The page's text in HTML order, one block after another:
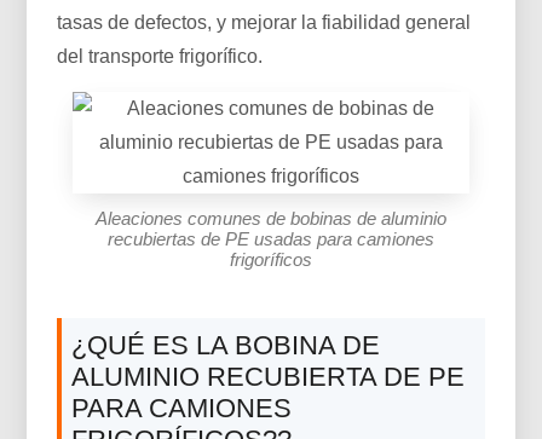
tasas de defectos, y mejorar la fiabilidad general
del transporte frigorífico.
Aleaciones comunes de bobinas de aluminio
recubiertas de PE usadas para camiones
frigoríficos
¿QUÉ ES LA BOBINA DE
ALUMINIO RECUBIERTA DE PE
PARA CAMIONES